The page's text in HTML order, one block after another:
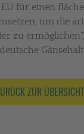
für einen
um die
zu
ZUR ÜBERSICHT